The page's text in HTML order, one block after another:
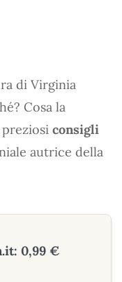
di Virginia
Cosa la
consigli
autrice della
0,99 €